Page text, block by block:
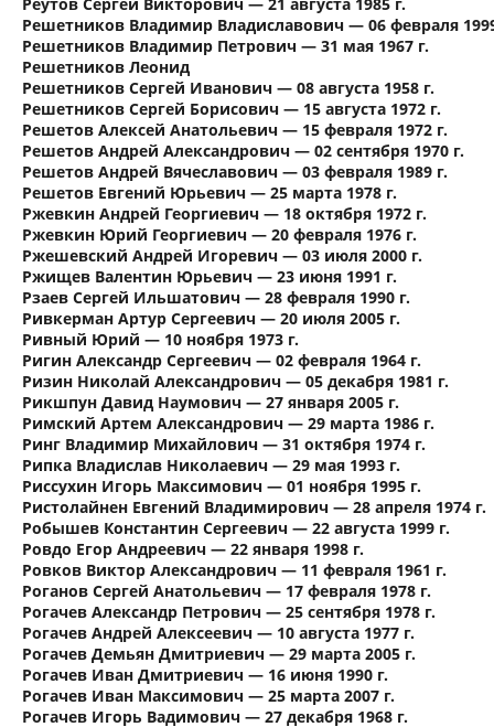
Решетников Владимир Владиславович — 06 февраля
Решетников Владимир Петрович — 31 мая 1967 г.
Решетников Леонид
Решетников Сергей Иванович — 08 августа 1958 г.
Решетников Сергей Борисович — 15 августа 1972 г.
Решетов Алексей Анатольевич — 15 февраля 1972 г.
Решетов Андрей Александрович — 02 сентября 1970 г.
Решетов Андрей Вячеславович — 03 февраля 1989 г.
Решетов Евгений Юрьевич — 25 марта 1978 г.
Ржевкин Андрей Георгиевич — 18 октября 1972 г.
Ржевкин Юрий Георгиевич — 20 февраля 1976 г.
Ржешевский Андрей Игоревич — 03 июля 2000 г.
Ржищев Валентин Юрьевич — 23 июня 1991 г.
Рзаев Сергей Ильшатович — 28 февраля 1990 г.
Ривкерман Артур Сергеевич — 20 июля 2005 г.
Ривный Юрий — 10 ноября 1973 г.
Ригин Александр Сергеевич — 02 февраля 1964 г.
Ризин Николай Александрович — 05 декабря 1981 г.
Рикшпун Давид Наумович — 27 января 2005 г.
Римский Артем Александрович — 29 марта 1986 г.
Ринг Владимир Михайлович — 31 октября 1974 г.
Рипка Владислав Николаевич — 29 мая 1993 г.
Риссухин Игорь Максимович — 01 ноября 1995 г.
Ристолайнен Евгений Владимирович — 28 апреля 1974 г.
Робышев Константин Сергеевич — 22 августа 1999 г.
Ровдо Егор Андреевич — 22 января 1998 г.
Ровков Виктор Александрович — 11 февраля 1961 г.
Роганов Сергей Анатольевич — 17 февраля 1978 г.
Рогачев Александр Петрович — 25 сентября 1978 г.
Рогачев Андрей Алексеевич — 10 августа 1977 г.
Рогачев Демьян Дмитриевич — 29 марта 2005 г.
Рогачев Иван Дмитриевич — 16 июня 1990 г.
Рогачев Иван Максимович — 25 марта 2007 г.
Рогачев Игорь Вадимович — 27 декабря 1968 г.